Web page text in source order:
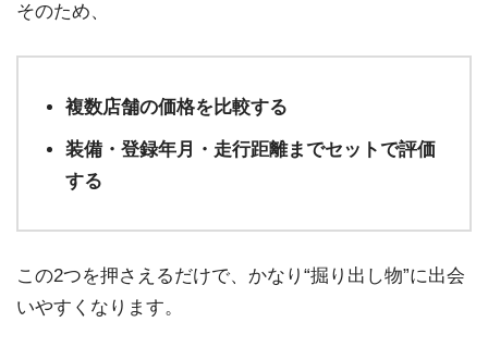
そのため、
複数店舗の価格を比較する
装備・登録年月・走行距離までセットで評価
する
この2つを押さえるだけで、かなり“掘り出し物”に出会
いやすくなります。